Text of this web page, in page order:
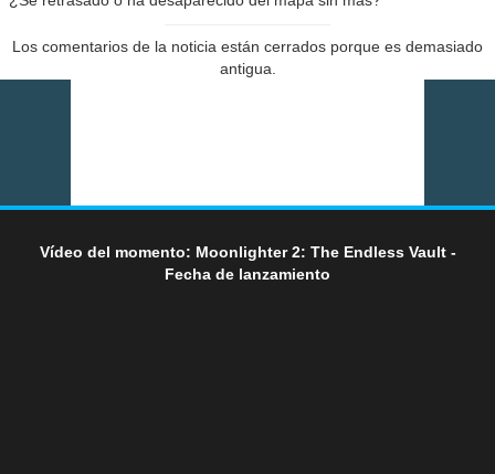
Los comentarios de la noticia están cerrados porque es demasiado
antigua.
Vídeo del momento: Moonlighter 2: The Endless Vault -
Fecha de lanzamiento